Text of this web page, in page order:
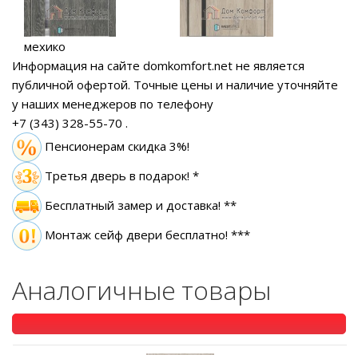
мехико
Информация на сайте domkomfort.net не является
публичной офертой. Точные цены и наличие уточняйте
у наших менеджеров по телефону
+7 (343) 328-55-70 .
Пенсионерам скидка 3%!
Третья дверь в подарок! *
Бесплатный замер и доставка! **
Монтаж сейф двери бесплатно! ***
Аналогичные товары